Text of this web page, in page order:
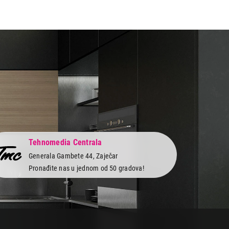
Tehnomedia Centrala
Generala Gambete 44, Zaječar
Pronađite nas u jednom od 50 gradova!